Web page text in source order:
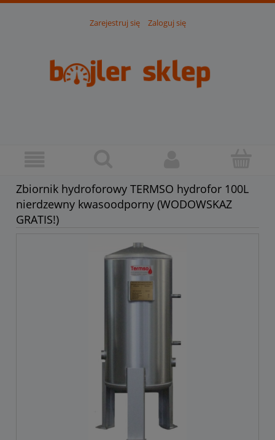
Zarejestruj się Zaloguj się
Zbiornik hydroforowy TERMSO hydrofor 100L
nierdzewny kwasoodporny (WODOWSKAZ
GRATIS!)